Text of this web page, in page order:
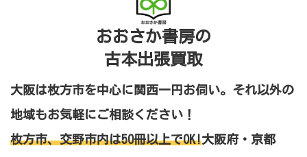
おおさか書房の
古本出張買取
大阪は枚方市を中心に関西一円お伺い。それ以外の
地域もお気軽にご相談ください！
枚方市、交野市内は50冊以上でOK!大阪府・京都